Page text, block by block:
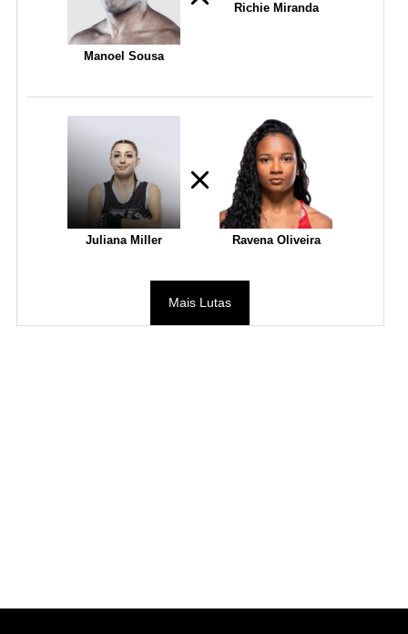
Manoel Sousa
Richie Miranda
Juliana Miller Ravena Oliveira
Mais Lutas